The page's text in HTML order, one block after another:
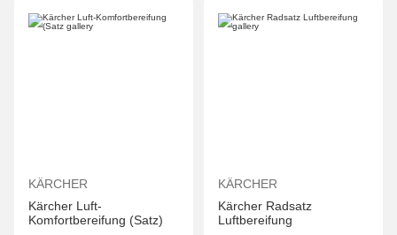
KÄRCHER
Kärcher Luft-
Komfortbereifung (Satz)
KÄRCHER
Kärcher Radsatz
Luftbereifung